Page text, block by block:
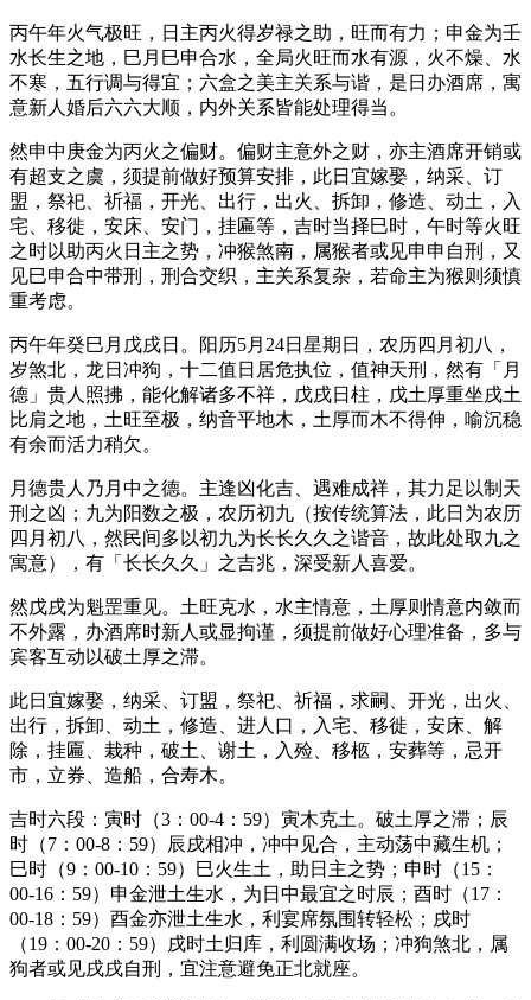
丙午年火气极旺，日主丙火得岁禄之助，旺而有力；申金为壬
水长生之地，巳月巳申合水，全局火旺而水有源，火不燥、水
不寒，五行调与得宜；六盒之美主关系与谐，是日办酒席，寓
意新人婚后六六大顺，内外关系皆能处理得当。
然申中庚金为丙火之偏财。偏财主意外之财，亦主酒席开销或
有超支之虞，须提前做好预算安排，此日宜嫁娶，纳采、订
盟，祭祀、祈福，开光、出行，出火、拆卸，修造、动土，入
宅、移徙，安床、安门，挂匾等，吉时当择巳时，午时等火旺
之时以助丙火日主之势，冲猴煞南，属猴者或见申申自刑，又
见巳申合中带刑，刑合交织，主关系复杂，若命主为猴则须慎
重考虑。
丙午年癸巳月戊戌日。阳历5月24日星期日，农历四月初八，
岁煞北，龙日冲狗，十二值日居危执位，值神天刑，然有「月
德」贵人照拂，能化解诸多不祥，戊戌日柱，戊土厚重坐戌土
比肩之地，土旺至极，纳音平地木，土厚而木不得伸，喻沉稳
有余而活力稍欠。
月德贵人乃月中之德。主逢凶化吉、遇难成祥，其力足以制天
刑之凶；九为阳数之极，农历初九（按传统算法，此日为农历
四月初八，然民间多以初九为长长久久之谐音，故此处取九之
寓意），有「长长久久」之吉兆，深受新人喜爱。
然戊戌为魁罡重见。土旺克水，水主情意，土厚则情意内敛而
不外露，办酒席时新人或显拘谨，须提前做好心理准备，多与
宾客互动以破土厚之滞。
此日宜嫁娶，纳采、订盟，祭祀、祈福，求嗣、开光，出火、
出行，拆卸、动土，修造、进人口，入宅、移徙，安床、解
除，挂匾、栽种，破土、谢土，入殓、移柩，安葬等，忌开
市，立券、造船，合寿木。
吉时六段：寅时（3：00-4：59）寅木克土。破土厚之滞；辰
时（7：00-8：59）辰戌相冲，冲中见合，主动荡中藏生机；
巳时（9：00-10：59）巳火生土，助日主之势；申时（15：
00-16：59）申金泄土生水，为日中最宜之时辰；酉时（17：
00-18：59）酉金亦泄土生水，利宴席氛围转轻松；戌时
（19：00-20：59）戌时土归库，利圆满收场；冲狗煞北，属
狗者或见戌戌自刑，宜注意避免正北就座。